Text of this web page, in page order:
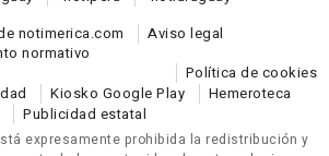
notimerica.com
Aviso legal
normativo
Política de cookies
Kiosko Google Play
Hemeroteca
Publicidad estatal
expresamente prohibida la redistribución y